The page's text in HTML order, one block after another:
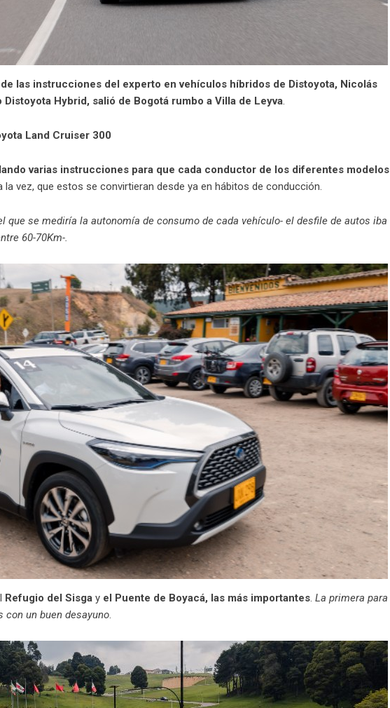
las instrucciones del experto en vehículos híbridos de Distoyota, Nicolás
Distoyota Hybrid, salió de Bogotá rumbo a Villa de Leyva.
Land Cruiser 300
varias instrucciones para que cada conductor de los diferentes modelos
la vez, que estos se convirtieran desde ya en hábitos de conducción.
que se mediría la autonomía de consumo de cada vehículo- el desfile de autos iba
60-70Km-.
Refugio del Sisga y el Puente de Boyacá, las más importantes. La primera para
con un buen desayuno.